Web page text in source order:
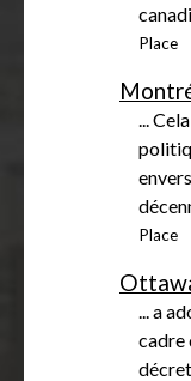
Place
...
Place
... a
cadre